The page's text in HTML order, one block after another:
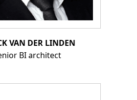
VAN DER LINDEN
BI architect